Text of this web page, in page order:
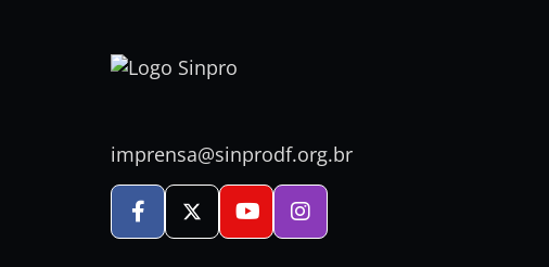
imprensa@sinprodf.org.br